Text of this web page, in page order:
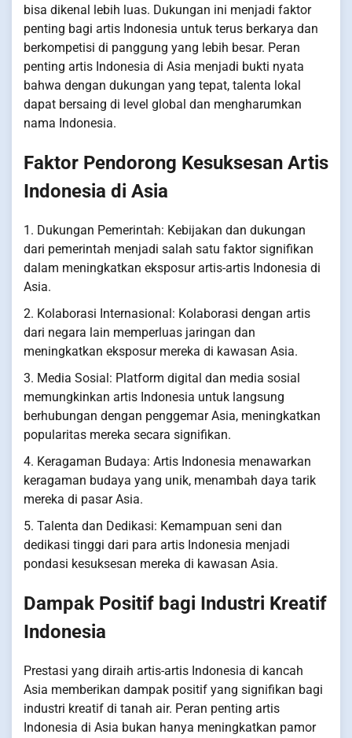
bisa dikenal lebih luas. Dukungan ini menjadi faktor
penting bagi artis Indonesia untuk terus berkarya dan
berkompetisi di panggung yang lebih besar. Peran
penting artis Indonesia di Asia menjadi bukti nyata
bahwa dengan dukungan yang tepat, talenta lokal
dapat bersaing di level global dan mengharumkan
nama Indonesia.
Faktor Pendorong Kesuksesan Artis
Indonesia di Asia
1. Dukungan Pemerintah: Kebijakan dan dukungan
dari pemerintah menjadi salah satu faktor signifikan
dalam meningkatkan eksposur artis-artis Indonesia di
Asia.
2. Kolaborasi Internasional: Kolaborasi dengan artis
dari negara lain memperluas jaringan dan
meningkatkan eksposur mereka di kawasan Asia.
3. Media Sosial: Platform digital dan media sosial
memungkinkan artis Indonesia untuk langsung
berhubungan dengan penggemar Asia, meningkatkan
popularitas mereka secara signifikan.
4. Keragaman Budaya: Artis Indonesia menawarkan
keragaman budaya yang unik, menambah daya tarik
mereka di pasar Asia.
5. Talenta dan Dedikasi: Kemampuan seni dan
dedikasi tinggi dari para artis Indonesia menjadi
pondasi kesuksesan mereka di kawasan Asia.
Dampak Positif bagi Industri Kreatif
Indonesia
Prestasi yang diraih artis-artis Indonesia di kancah
Asia memberikan dampak positif yang signifikan bagi
industri kreatif di tanah air. Peran penting artis
Indonesia di Asia bukan hanya meningkatkan pamor